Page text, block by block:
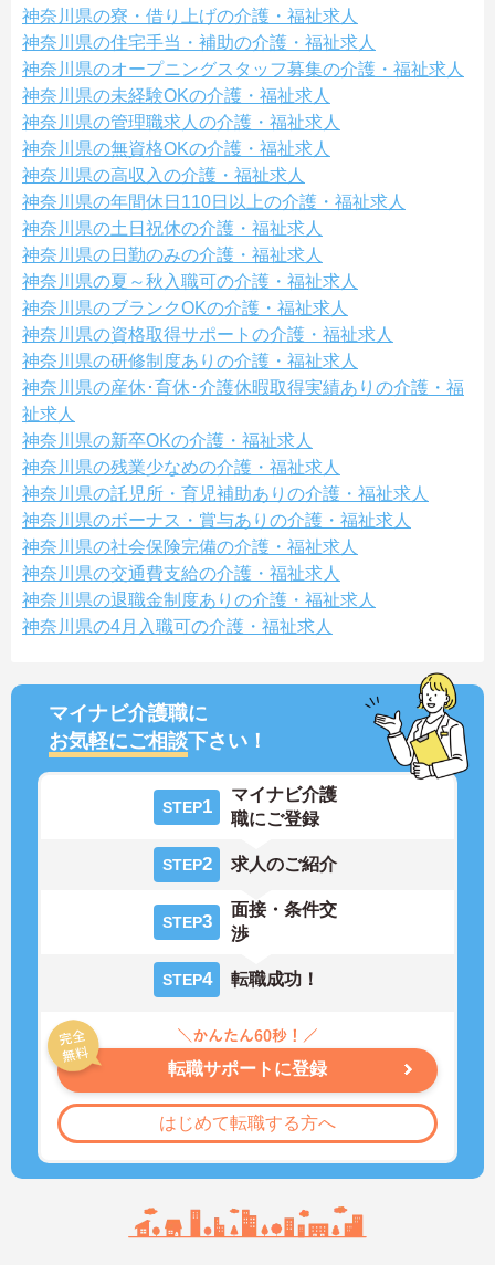
神奈川県の寮・借り上げの介護・福祉求人
神奈川県の住宅手当・補助の介護・福祉求人
神奈川県のオープニングスタッフ募集の介護・福祉求人
神奈川県の未経験OKの介護・福祉求人
神奈川県の管理職求人の介護・福祉求人
神奈川県の無資格OKの介護・福祉求人
神奈川県の高収入の介護・福祉求人
神奈川県の年間休日110日以上の介護・福祉求人
神奈川県の土日祝休の介護・福祉求人
神奈川県の日勤のみの介護・福祉求人
神奈川県の夏～秋入職可の介護・福祉求人
神奈川県のブランクOKの介護・福祉求人
神奈川県の資格取得サポートの介護・福祉求人
神奈川県の研修制度ありの介護・福祉求人
神奈川県の産休･育休･介護休暇取得実績ありの介護・福
祉求人
神奈川県の新卒OKの介護・福祉求人
神奈川県の残業少なめの介護・福祉求人
神奈川県の託児所・育児補助ありの介護・福祉求人
神奈川県のボーナス・賞与ありの介護・福祉求人
神奈川県の社会保険完備の介護・福祉求人
神奈川県の交通費支給の介護・福祉求人
神奈川県の退職金制度ありの介護・福祉求人
神奈川県の4月入職可の介護・福祉求人
マイナビ介護職に
お気軽にご相談下さい！
STEP1
マイナビ介護
職にご登録
STEP2 求人のご紹介
STEP3
面接・条件交
渉
STEP4 転職成功！
転職サポートに登録
はじめて転職する方へ